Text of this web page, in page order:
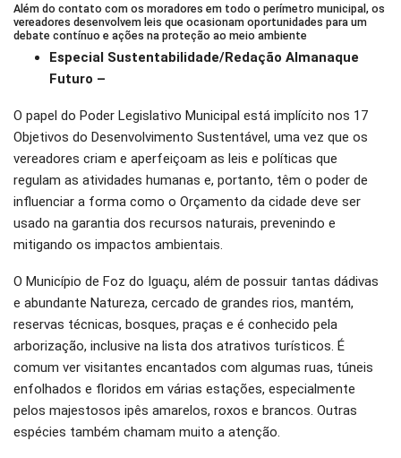
WhatsApp Pinterest
Além do contato com os moradores em todo o perímetro municipal, os
vereadores desenvolvem leis que ocasionam oportunidades para um
debate contínuo e ações na proteção ao meio ambiente
Especial Sustentabilidade/Redação Almanaque
Futuro –
O papel do Poder Legislativo Municipal está implícito nos 17
Objetivos do Desenvolvimento Sustentável, uma vez que os
vereadores criam e aperfeiçoam as leis e políticas que
regulam as atividades humanas e, portanto, têm o poder de
influenciar a forma como o Orçamento da cidade deve ser
usado na garantia dos recursos naturais, prevenindo e
mitigando os impactos ambientais.
O Município de Foz do Iguaçu, além de possuir tantas dádivas
e abundante Natureza, cercado de grandes rios, mantém,
reservas técnicas, bosques, praças e é conhecido pela
arborização, inclusive na lista dos atrativos turísticos. É
comum ver visitantes encantados com algumas ruas, túneis
enfolhados e floridos em várias estações, especialmente
pelos majestosos ipês amarelos, roxos e brancos. Outras
espécies também chamam muito a atenção.